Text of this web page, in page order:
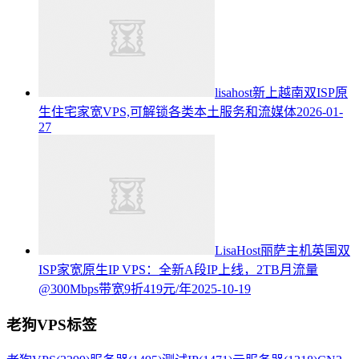
lisahost新上越南双ISP原
生住宅家宽VPS,可解锁各类本土服务和流媒体2026-01-
27
LisaHost丽萨主机英国双
ISP家宽原生IP VPS：全新A段IP上线，2TB月流量
@300Mbps带宽9折419元/年2025-10-19
老狗VPS标签